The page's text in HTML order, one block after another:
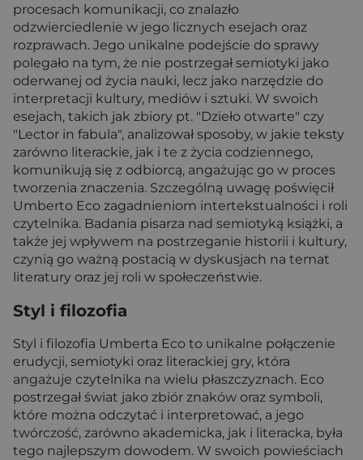
procesach komunikacji, co znalazło
odzwierciedlenie w jego licznych esejach oraz
rozprawach. Jego unikalne podejście do sprawy
polegało na tym, że nie postrzegał semiotyki jako
oderwanej od życia nauki, lecz jako narzędzie do
interpretacji kultury, mediów i sztuki. W swoich
esejach, takich jak zbiory pt. "Dzieło otwarte" czy
"Lector in fabula", analizował sposoby, w jakie teksty
zarówno literackie, jak i te z życia codziennego,
komunikują się z odbiorcą, angażując go w proces
tworzenia znaczenia. Szczególną uwagę poświęcił
Umberto Eco zagadnieniom intertekstualności i roli
czytelnika. Badania pisarza nad semiotyką książki, a
także jej wpływem na postrzeganie historii i kultury,
czynią go ważną postacią w dyskusjach na temat
literatury oraz jej roli w społeczeństwie.
Styl i filozofia
Styl i filozofia Umberta Eco to unikalne połączenie
erudycji, semiotyki oraz literackiej gry, która
angażuje czytelnika na wielu płaszczyznach. Eco
postrzegał świat jako zbiór znaków oraz symboli,
które można odczytać i interpretować, a jego
twórczość, zarówno akademicka, jak i literacka, była
tego najlepszym dowodem. W swoich powieściach